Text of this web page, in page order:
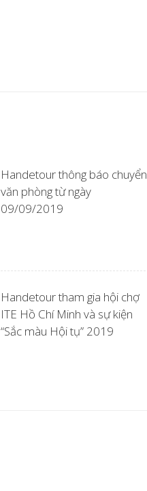
Handetour thông báo chuyển
văn phòng từ ngày
09/09/2019
Handetour tham gia hội chợ
ITE Hồ Chí Minh và sự kiện
“Sắc màu Hội tụ” 2019